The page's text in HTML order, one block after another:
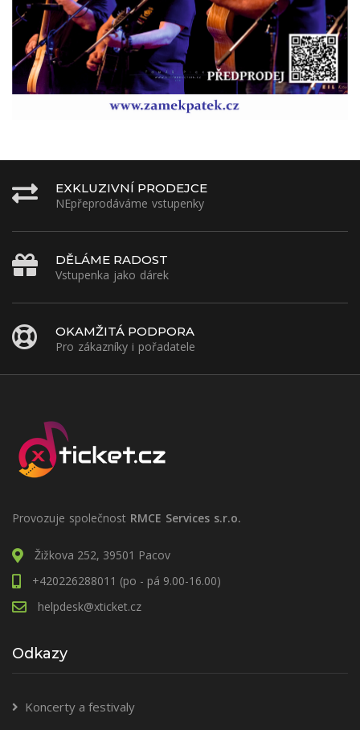
EXKLUZIVNÍ PRODEJCE
NEpřeprodáváme vstupenky
DĚLÁME RADOST
Vstupenka jako dárek
OKAMŽITÁ PODPORA
Pro zákazníky i pořadatele
Provozuje společnost RMCE Services s.r.o.
Žižkova 252, 39501 Pacov
+420226288011 (po - pá 9.00-16.00)
helpdesk@xticket.cz
Odkazy
Koncerty a festivaly